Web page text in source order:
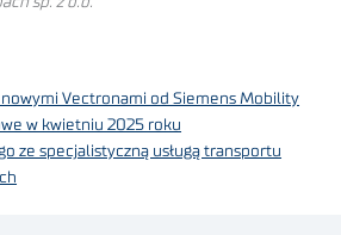
nowymi Vectronami od Siemens Mobility
w kwietniu 2025 roku
ze specjalistyczną usługą transportu